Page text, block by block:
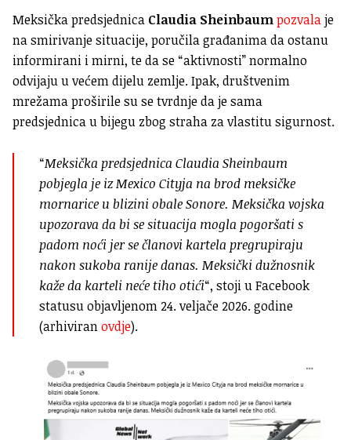
Meksička predsjednica Claudia Sheinbaumpozvalaje
na smirivanje situacije, poručila građanima da ostanu
informirani i mirni, te da se “aktivnosti” normalno
odvijaju u većem dijelu zemlje. Ipak, društvenim
mrežama proširile su se tvrdnje da je sama
predsjednica u bijegu zbog straha za vlastitu sigurnost.
“Meksička predsjednica Claudia Sheinbaum
pobjegla je iz Mexico Cityja na brod meksičke
mornarice u blizini obale Sonore. Meksička vojska
upozorava da bi se situacija mogla pogoršati s
padom noći jer se članovi kartela pregrupiraju
nakon sukoba ranije danas. Meksički dužnosnik
kaže da karteli neće tiho otići“, stoji u Facebook
statusu objavljenom 24. veljače 2026. godine
(arhiviranovdje).